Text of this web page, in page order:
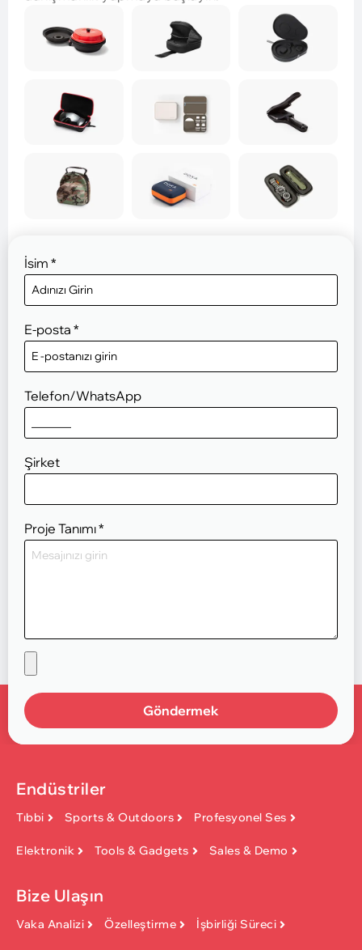
İsim *
E-posta *
Telefon/WhatsApp
Şirket
Proje Tanımı*
Göndermek
Endüstriler
Tıbbi Sports & Outdoors Profesyonel Ses
Elektronik Tools & Gadgets Sales & Demo
Bize Ulaşın
Vaka Analizi Özelleştirme İşbirliği Süreci